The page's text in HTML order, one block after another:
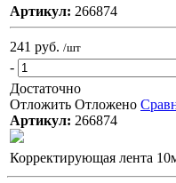
Артикул: 266874
241 руб. /шт
-
Достаточно
Отложить Отложено
Артикул: 266874
Корректирующая лента